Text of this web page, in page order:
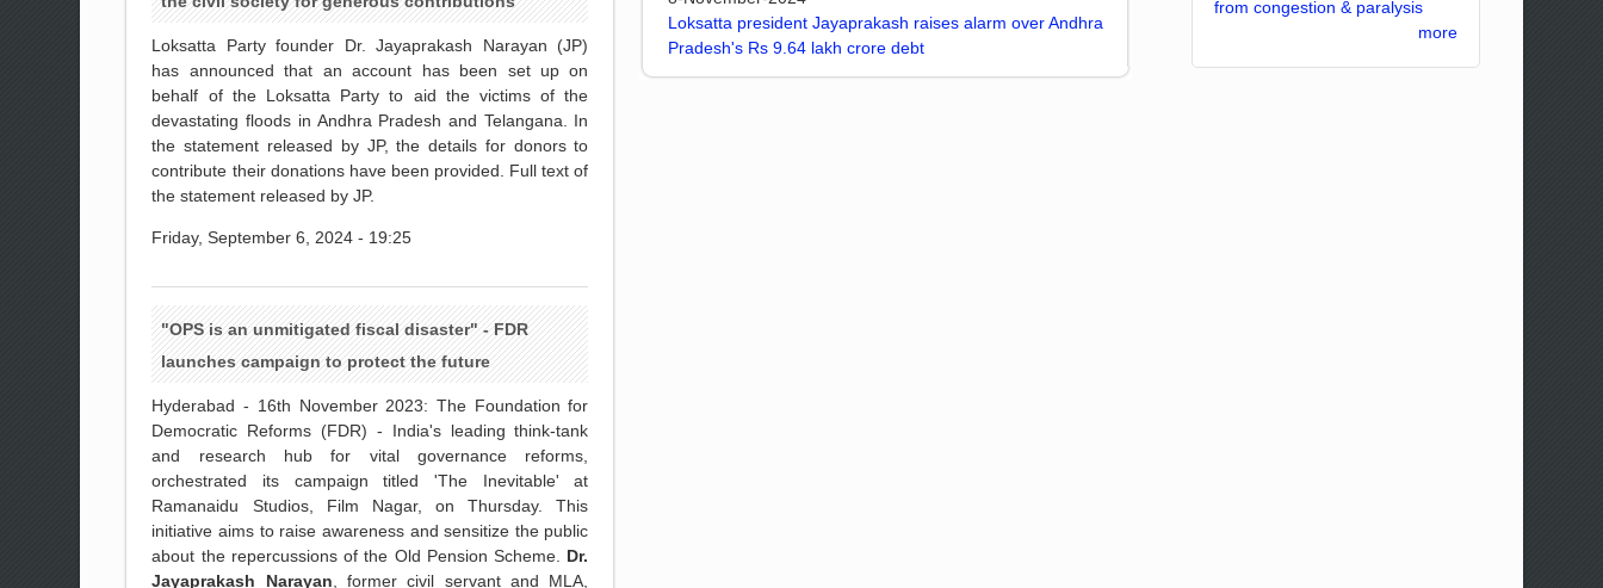
Loksatta Party founder Dr. Jayaprakash Narayan (JP)
has announced that an account has been set up on
behalf of the Loksatta Party to aid the victims of the
devastating floods in Andhra Pradesh and Telangana. In
the statement released by JP, the details for donors to
contribute their donations have been provided. Full text of
the statement released by JP.
Friday, September 6, 2024 - 19:25
"OPS is an unmitigated fiscal disaster" - FDR
launches campaign to protect the future
Hyderabad - 16th November 2023: The Foundation for
Democratic Reforms (FDR) - India's leading think-tank
and research hub for vital governance reforms,
orchestrated its campaign titled 'The Inevitable' at
Ramanaidu Studios, Film Nagar, on Thursday. This
initiative aims to raise awareness and sensitize the public
about the repercussions of the Old Pension Scheme. Dr.
Jayaprakash Narayan , former civil servant and MLA,
Loksatta president Jayaprakash raises alarm over Andhra
Pradesh's Rs 9.64 lakh crore debt
from congestion & paralysis
more